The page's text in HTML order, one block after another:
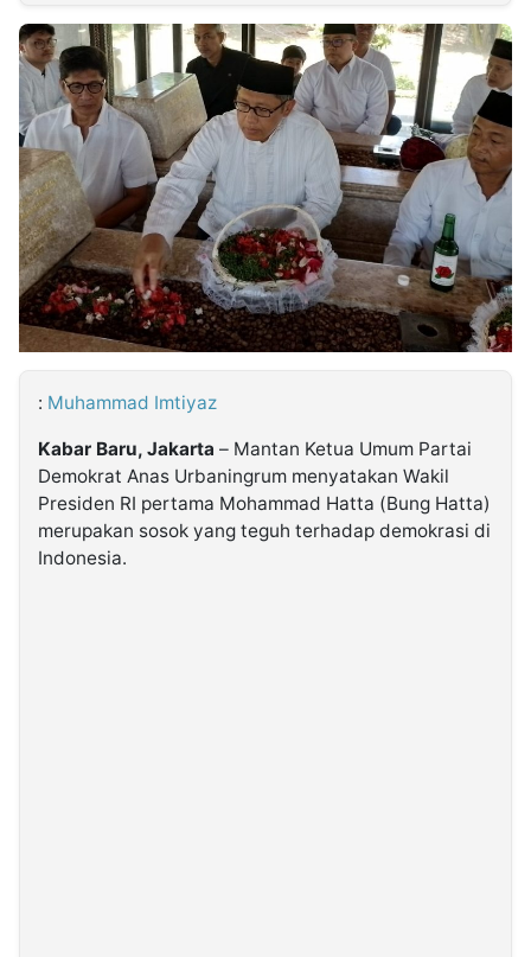
INDONESIA
Partner
Insight
NTB
Suara
Time
Lens
IDN
Daily
Jogja
Jalan
Rakyat
Idealita
News
Kita
Notice
Dinamikapost.com
Radar
Baru
Seedbacklink
Follow
Kabarbaru
: Muhammad Imtiyaz
Kabar Baru, Jakarta – Mantan Ketua Umum Partai
Demokrat Anas Urbaningrum menyatakan Wakil
Presiden RI pertama Mohammad Hatta (Bung Hatta)
merupakan sosok yang teguh terhadap demokrasi di
Indonesia.